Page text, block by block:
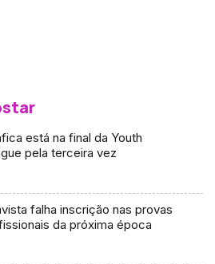
está na final da Youth
pela terceira vez
falha inscrição nas provas
da próxima época